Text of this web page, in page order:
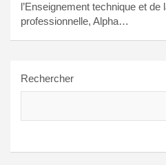
l’Enseignement technique et de
professionnelle, Alpha…
Rechercher